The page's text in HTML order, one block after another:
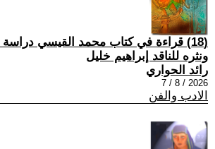
(18) قراءة في كتاب محمد القيسي
ونثره للناقد إبراهيم خليل
رائد الحواري
2026 / 8 / 7
الادب والفن